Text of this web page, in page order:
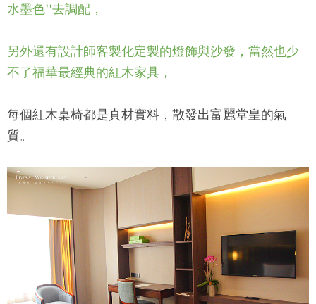
水墨色''去調配，
另外還有設計師客製化定製的燈飾與沙發，當然也少
不了福華最經典的紅木家具，
每個紅木桌椅都是真材實料，散發出富麗堂皇的氣
質。